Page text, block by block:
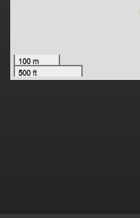
100 m
500 ft